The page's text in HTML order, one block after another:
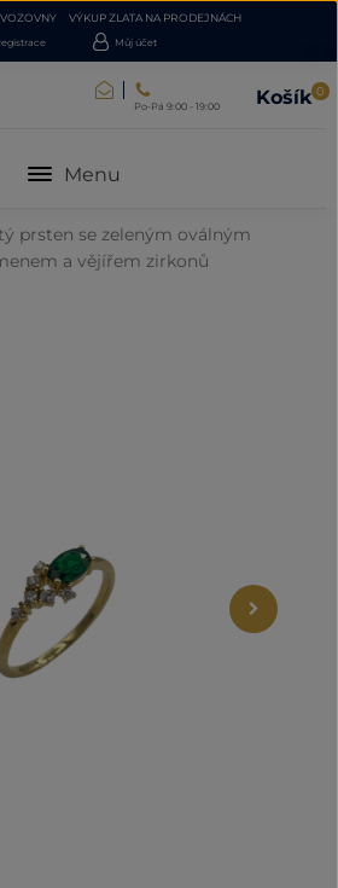
VÝKUP ZLATA NA PRODEJNÁCH
Můj účet
Po-Pá 9:00 - 19:00 Košík 0
Menu
prsten se zeleným oválným
a vějířem zirkonů